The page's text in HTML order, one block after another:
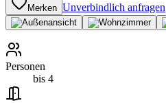
Merken Unverbindlich anfragen
Personen
bis 4